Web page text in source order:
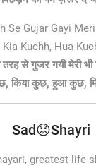
Se Gujar Gayi
Kuchh, Hua
से गुजर गयी मेरी भी
किया कुछ, हुआ कुछ,
Sad😟Shayri
greatest